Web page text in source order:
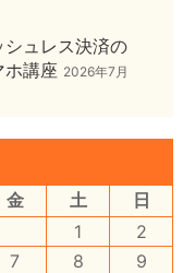
シュレス決済の
講座 2026年7月
金 土
日
1
2
7 8
9